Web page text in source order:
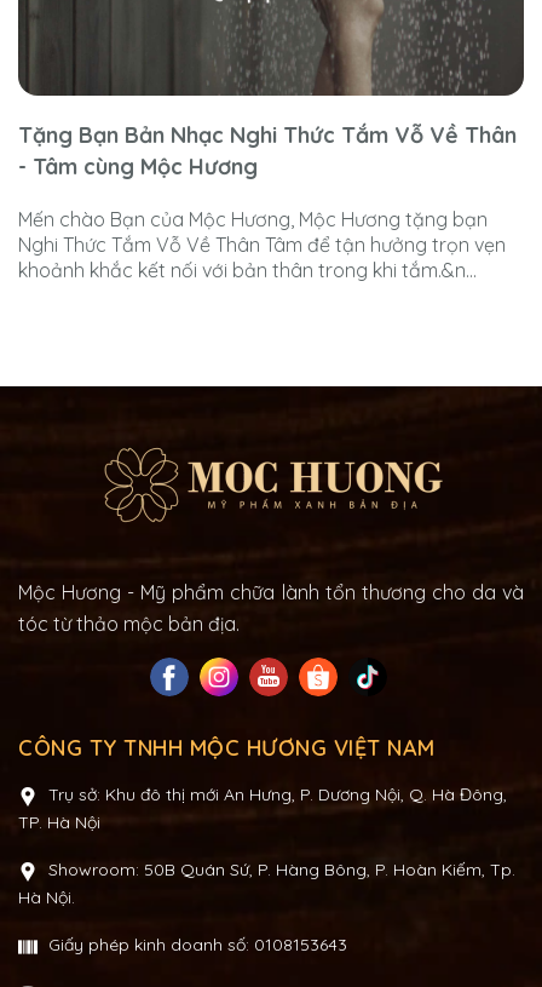
Tặng Bạn Bản Nhạc Nghi Thức Tắm Vỗ Về Thân
- Tâm cùng Mộc Hương
Mến chào Bạn của Mộc Hương, Mộc Hương tặng bạn
Nghi Thức Tắm Vỗ Về Thân Tâm để tận hưởng trọn vẹn
khoảnh khắc kết nối với bản thân trong khi tắm.&n...
Mộc Hương - Mỹ phẩm chữa lành tổn thương cho da và
tóc từ thảo mộc bản địa.
CÔNG TY TNHH MỘC HƯƠNG VIỆT NAM
Trụ sở: Khu đô thị mới An Hưng, P. Dương Nội, Q. Hà Đông,
TP. Hà Nội
Showroom: 50B Quán Sứ, P. Hàng Bông, P. Hoàn Kiếm, Tp.
Hà Nội.
Giấy phép kinh doanh số: 0108153643